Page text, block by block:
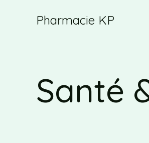
Pharmacie KP
Santé